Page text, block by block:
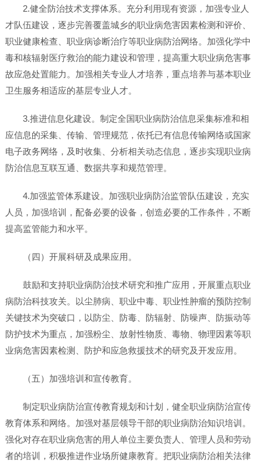
2.健全防治技术支撑体系。充分利用现有资源，加强专业人
才队伍建设，逐步完善覆盖城乡的职业病危害因素检测和评价、
职业健康检查、职业病诊断治疗等职业病防治网络。加强化学中
毒和核辐射医疗救治的能力建设和管理，提高重大职业病危害事
故应急处置能力。加强相关专业人才培养，重点培养与基本职业
卫生服务相适应的基层专业人才。
3.推进信息化建设。制定全国职业病防治信息采集标准和相
应信息的采集、传输、管理规范，依托已有信息传输网络或国家
电子政务网络，及时收集、分析相关动态信息，逐步实现职业病
防治信息互联互通、数据共享和规范管理。
4.加强监管体系建设。加强职业病防治监管队伍建设，充实
人员，加强培训，配备必要的设备，创造必要的工作条件，不断
提高监管能力和水平。
（四）开展科研及成果应用。
鼓励和支持职业病防治技术研究和推广应用，开展重点职业
病防治科技攻关。以尘肺病、职业中毒、职业性肿瘤的预防控制
关键技术为突破口，以防尘、防毒、防辐射、防噪声、防振动等
防护技术为重点，加强粉尘、放射性物质、毒物、物理因素等职
业病危害因素检测、防护和应急救援技术的研究及开发应用。
（五）加强培训和宣传教育。
制定职业病防治宣传教育规划和计划，健全职业病防治宣传
教育体系和网络。加强对基层领导干部的职业病防治知识培训。
强化对存在职业病危害的用人单位主要负责人、管理人员和劳动
者的培训，积极推进作业场所健康教育。把职业病防治相关法律